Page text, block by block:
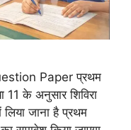
Paper प्रथम
11 के अनुसार शिविरा
लिया जाना है प्रथम